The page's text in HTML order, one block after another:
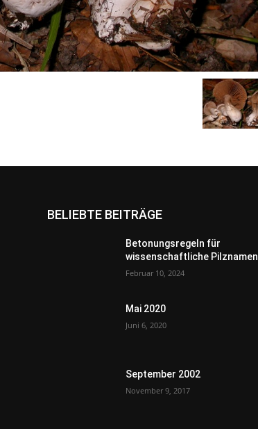
BELIEBTE BEITRÄGE
Betonungsregeln für
wissenschaftliche Pilznamen
Februar 10, 2024
Mai 2020
Juni 6, 2020
September 2002
November 9, 2017